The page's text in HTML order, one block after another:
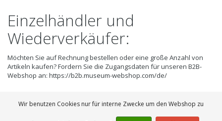
Einzelhändler und
Wiederverkäufer:
Möchten Sie auf Rechnung bestellen oder eine große Anzahl von
Artikeln kaufen? Fordern Sie die Zugangsdaten für unseren B2B-
Webshop an: https://b2b.museum-webshop.com/de/
Wir benutzen Cookies nur für interne Zwecke um den Webshop zu